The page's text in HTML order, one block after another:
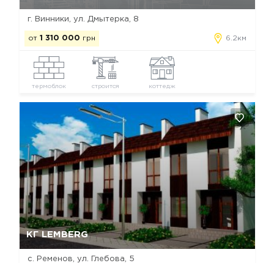
г. Винники, ул. Дмытерка, 8
от 1 310 000 грн 6.2км
термоблок строится коттедж
КГ LEMBERG
с. Ременов, ул. Глебова, 5
Да, удалить Отмена